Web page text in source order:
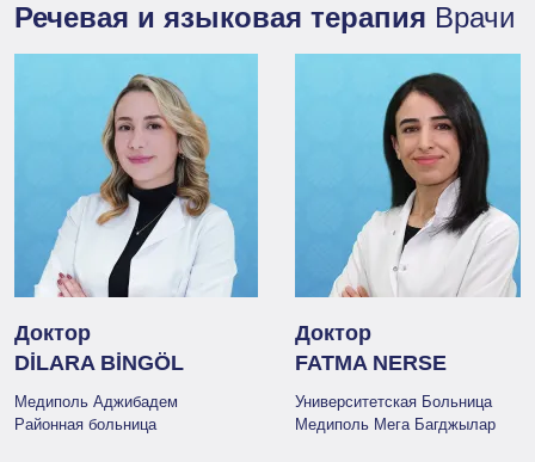
Речевая и языковая терапия Врачи
Доктор
DİLARA BİNGÖL
Медиполь Аджибадем
Районная больница
Доктор
FATMA NERSE
Университетская Больница
Медиполь Мега Багджылар